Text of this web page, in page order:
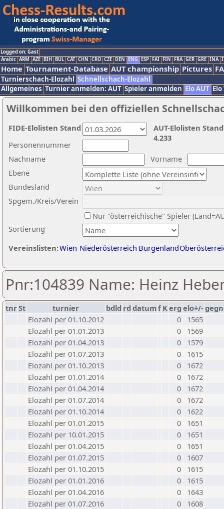
Logged on: Gast
Arabic ARM AZE BIH BUL CAT CHN CRO CZE DEN ENG ESP FAI FIN FRA GER GRE INA
Home Tournament-Database AUT championship Pictures
Turnierschach-Elozahl Schnellschach-Elozahl
Allgemeines Turnier anmelden: AUT Spieler anmelden Elo AUT
Willkommen bei den offiziellen
Nachname
Vorname
Ebene
Sortierung
Personennummer
Bundesland
Spgem./Kreis/Verein
Nur "österreichische" Spieler
Vereinslisten:Wien Niederösterreich Burgenland
AUT-Elolisten
4.233
FIDE-Elolisten Stand
Pnr:104839 Name: Heinz
tnrSt turnier bdld rd datumf Kerg elo+/-
Elozahl per 01.10.2012
0
1565
Elozahl per 01.01.2013
0
1569
Elozahl per 01.04.2013
0
1579
Elozahl per 01.07.2013
0
1615
Elozahl per 01.10.2013
0
1672
Elozahl per 01.01.2014
0
1672
Elozahl per 01.04.2014
0
1672
Elozahl per 01.07.2014
0
1672
Elozahl per 01.10.2014
0
1622
Elozahl per 01.01.2015
0
1651
Elozahl per 10.01.2015
0
1651
Elozahl per 01.04.2015
0
1651
Elozahl per 01.07.2015
0
1607
Elozahl per 01.10.2015
0
1615
Elozahl per 01.01.2016
0
1615
Elozahl per 01.04.2016
0
1643
Elozahl per 01.07.2016
0
1608